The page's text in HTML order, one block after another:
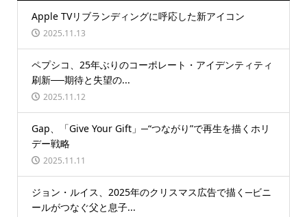
Apple TVリブランディングに呼応した新アイコン
2025.11.13
ペプシコ、25年ぶりのコーポレート・アイデンティティ
刷新──期待と失望の...
2025.11.12
Gap、「Give Your Gift」─“つながり”で再生を描くホリ
デー戦略
2025.11.11
ジョン・ルイス、2025年のクリスマス広告で描く─ビニ
ールがつなぐ父と息子...